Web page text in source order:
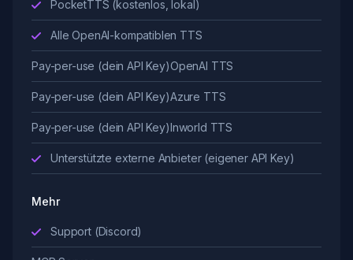
PocketTTS (kostenlos, lokal)
Alle OpenAI-kompatiblen TTS
Pay-per-use (dein API Key)OpenAI TTS
Pay-per-use (dein API Key)Azure TTS
Pay-per-use (dein API Key)Inworld TTS
Unterstützte externe Anbieter (eigener API Key)
Mehr
Support (Discord)